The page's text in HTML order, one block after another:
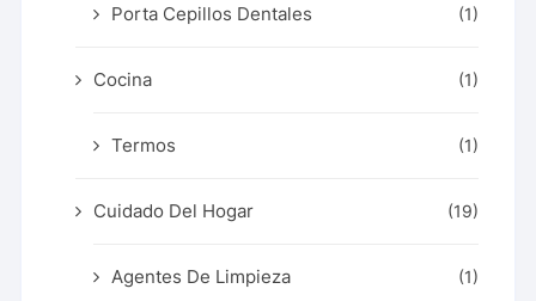
Porta Cepillos Dentales (1)
Cocina (1)
Termos (1)
Cuidado Del Hogar (19)
Agentes De Limpieza (1)